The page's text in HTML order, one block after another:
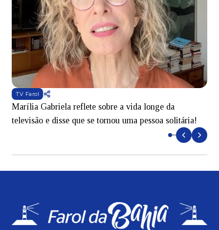
TV Farol
Marília Gabriela reflete sobre a vida longe da
televisão e disse que se tornou uma pessoa solitária!